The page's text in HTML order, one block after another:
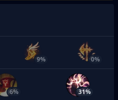
9% 0%
6% 31%